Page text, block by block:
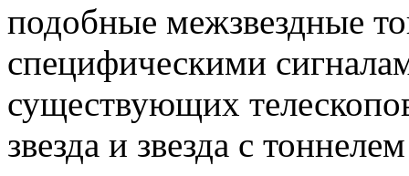
подобные межзвездные
специфическими
существующих
звезда и звезда с